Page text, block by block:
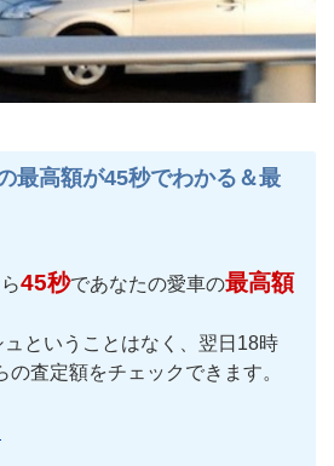
最高額が45秒でわかる＆最
45秒であなたの愛車の最高額
ということはなく、翌日18時
査定額をチェックできます。